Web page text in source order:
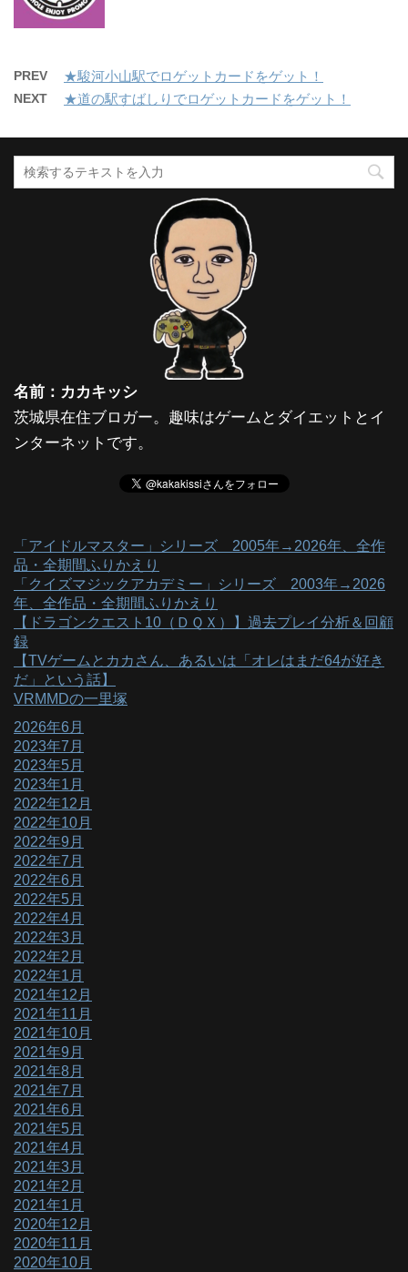
PREV ★駿河小山駅でロゲットカードをゲット！
NEXT ★道の駅すばしりでロゲットカードをゲット！
名前：カカキッシ
茨城県在住ブロガー。趣味はゲームとダイエットとイ
ンターネットです。
「アイドルマスター」シリーズ 2005年→2026年、全作
品・全期間ふりかえり
「クイズマジックアカデミー」シリーズ 2003年→2026
年、全作品・全期間ふりかえり
【ドラゴンクエスト10（ＤＱＸ）】過去プレイ分析＆回顧
録
【TVゲームとカカさん、あるいは「オレはまだ64が好き
だ」という話】
VRMMDの一里塚
2026年6月
2023年7月
2023年5月
2023年1月
2022年12月
2022年10月
2022年9月
2022年7月
2022年6月
2022年5月
2022年4月
2022年3月
2022年2月
2022年1月
2021年12月
2021年11月
2021年10月
2021年9月
2021年8月
2021年7月
2021年6月
2021年5月
2021年4月
2021年3月
2021年2月
2021年1月
2020年12月
2020年11月
2020年10月